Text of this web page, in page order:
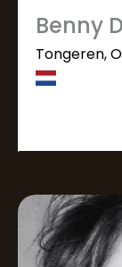
Benny
Tongeren,